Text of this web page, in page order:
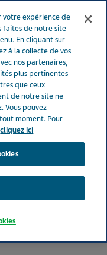
Menu
TEVA 20 mg (bte de 28)
20 mg
votre expérience de
faites de notre site
En cliquant sur
à la collecte de vos
nos partenaires,
plus pertinentes
que ceux
de notre site ne
Vous pouvez
moment. Pour
cliquez ici